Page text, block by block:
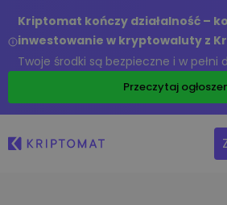
Kriptomat kończy działalność –
inwestowanie w kryptowaluty z
Twoje środki są bezpieczne i w pełni
Przeczytaj